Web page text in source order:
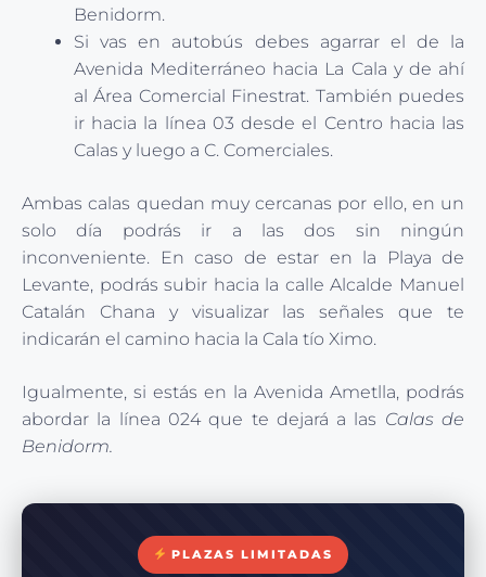
Benidorm.
Si vas en autobús debes agarrar el de la
Avenida Mediterráneo hacia La Cala y de ahí
al Área Comercial Finestrat. También puedes
ir hacia la línea 03 desde el Centro hacia las
Calas y luego a C. Comerciales.
Ambas calas quedan muy cercanas por ello, en un
solo día podrás ir a las dos sin ningún
inconveniente. En caso de estar en la Playa de
Levante, podrás subir hacia la calle Alcalde Manuel
Catalán Chana y visualizar las señales que te
indicarán el camino hacia la Cala tío Ximo.
Igualmente, si estás en la Avenida Ametlla, podrás
abordar la línea 024 que te dejará a las Calas de
Benidorm.
PLAZAS LIMITADAS